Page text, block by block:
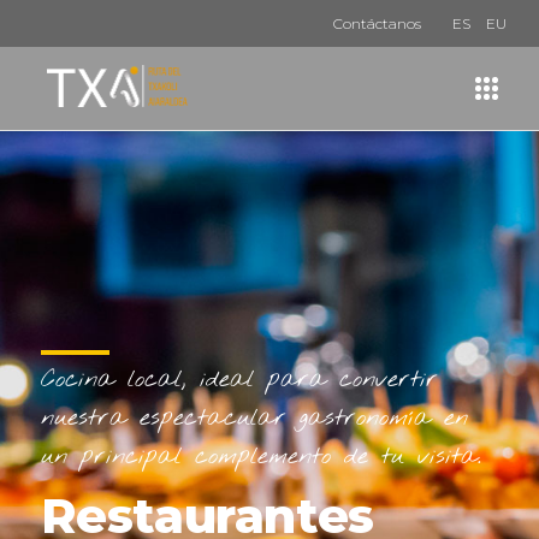
Contáctanos ES EU
Cocina local, ideal para convertir
nuestra espectacular gastronomía en
un principal complemento de tu visita.
Restaurantes